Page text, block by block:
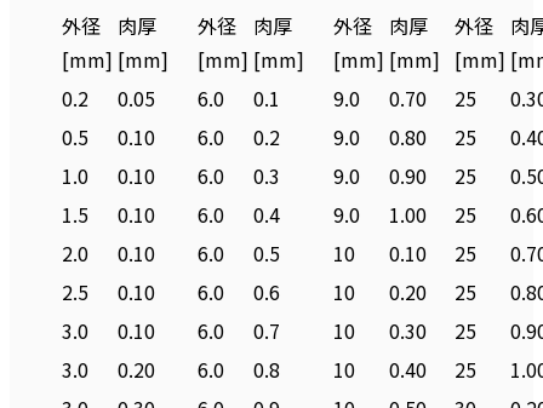
外径
[mm]
肉厚
[mm]
外径
[mm]
肉厚
[mm]
外径
[mm]
肉厚
[mm]
外径
[mm]
肉
0.2
0.05 6.0 0.1 9.0 0.70 25
0.5
0.10 6.0 0.2 9.0 0.80 25
1.0
0.10 6.0 0.3 9.0 0.90 25
1.5
0.10 6.0 0.4 9.0 1.00 25
2.0
0.10 6.0 0.5 10 0.10 25
2.5
0.10 6.0 0.6 10 0.20 25
3.0
0.10 6.0 0.7 10 0.30 25
3.0
0.20 6.0 0.8 10 0.40 25